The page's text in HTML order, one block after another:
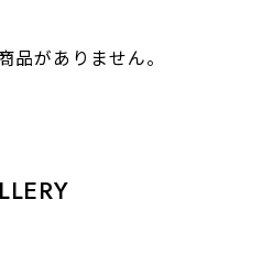
品がありません。